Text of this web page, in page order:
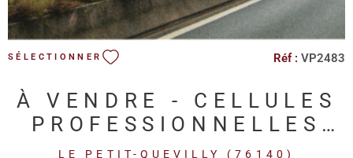
SÉLECTIONNER Réf : VP2483
À VENDRE - CELLULES
PROFESSIONNELLES
NEUVES - SUD III
LE PETIT-QUEVILLY (76140)